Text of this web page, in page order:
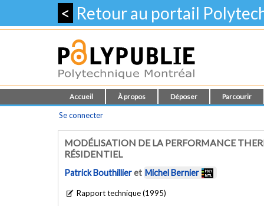
< Retour au portail
Accueil À propos Déposer Parcourir
Se connecter
MODÉLISATION DE LA PERFORMANCE
RÉSIDENTIEL
Patrick Bouthillieret Michel Bernier
Rapport technique (1995)